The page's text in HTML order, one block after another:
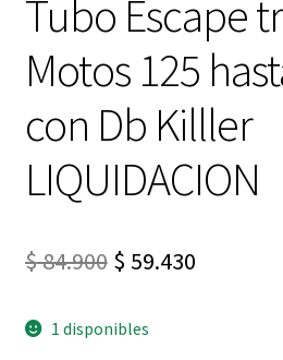
Tubo Escape
Motos 125
con Db Killler
LIQUIDACION
$84.900 El
original
$ 59.430El
1 disponibles